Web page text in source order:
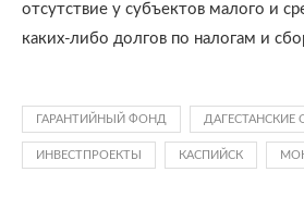
отсутствие у субъектов малого и
каких-либо долгов по налогам и
ГАРАНТИЙНЫЙ ФОНД ДАГЕСТАНСКИЕ
ИНВЕСТПРОЕКТЫ КАСПИЙСК